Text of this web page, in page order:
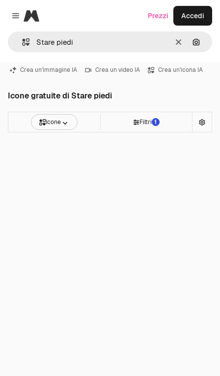
Close menu
Magnific
CancellaCerca
Prezzi Accedi
Crea un'immagine IA Crea un video IA Crea un'icona IA
Icone gratuite di Stare piedi
Icone Filtri 1